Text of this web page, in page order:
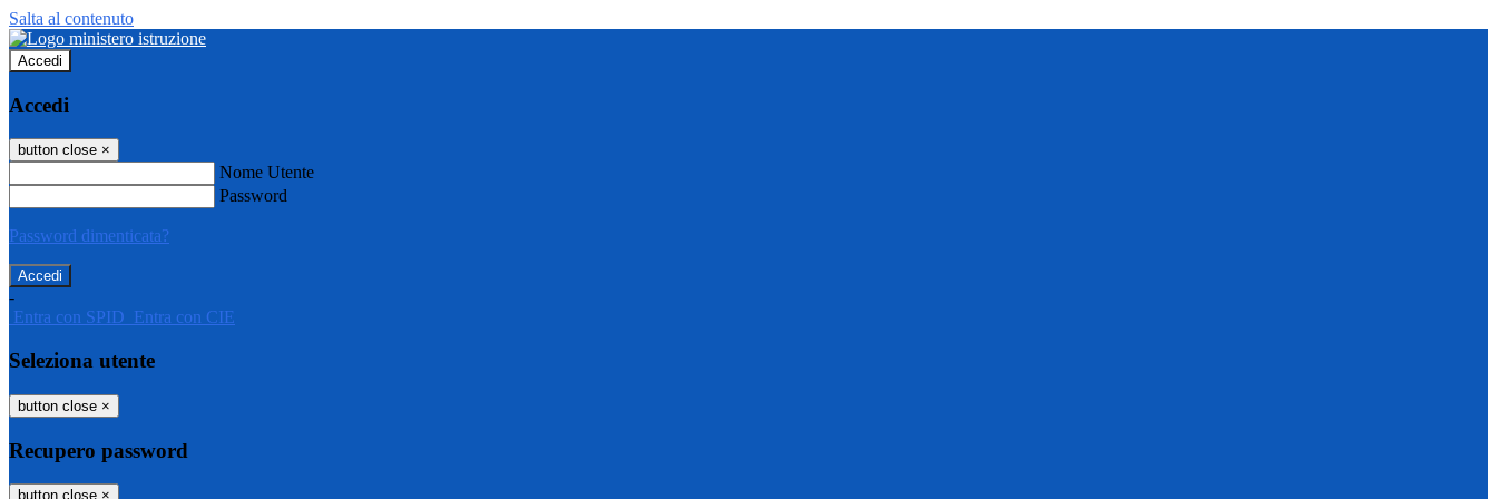
Salta al contenuto
Accedi
Accedi
button close ×
Nome Utente
Password
Password dimenticata?
-
Entra con SPID Entra con CIE
Seleziona utente
button close ×
Recupero password
button close ×